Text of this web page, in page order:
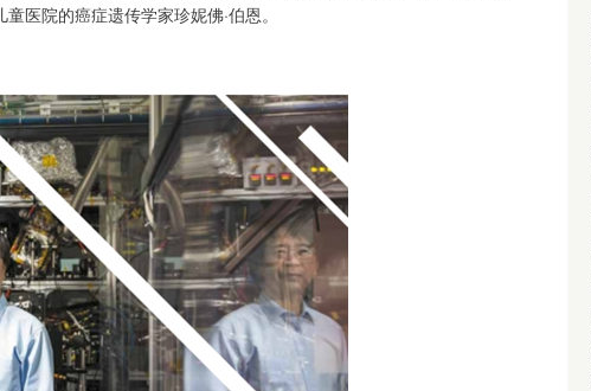
医院的癌症遗传学家珍妮佛·伯恩。